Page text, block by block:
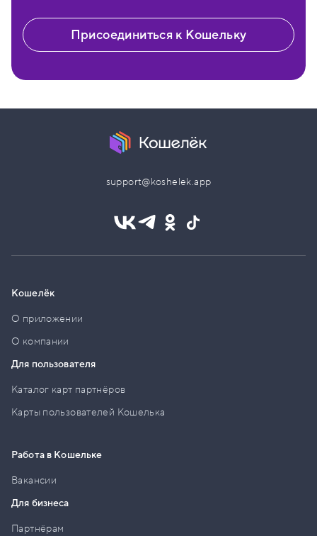
Присоединиться к Кошельку
support@koshelek.app
Кошелёк
О приложении
О компании
Для пользователя
Каталог карт партнёров
Карты пользователей Кошелька
Работа в Кошельке
Вакансии
Для бизнеса
Партнёрам